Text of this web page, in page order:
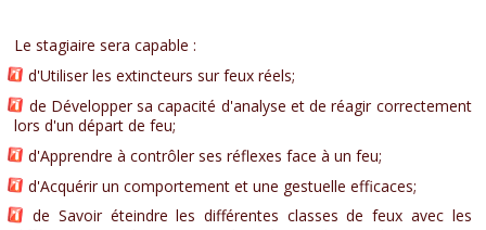
Le stagiaire sera capable :
d'Utiliser les extincteurs sur feux réels;
de Développer sa capacité d'analyse et de réagir correctement
lors d'un départ de feu;
d'Apprendre à contrôler ses réflexes face à un feu;
d'Acquérir un comportement et une gestuelle efficaces;
de Savoir éteindre les différentes classes de feux avec les